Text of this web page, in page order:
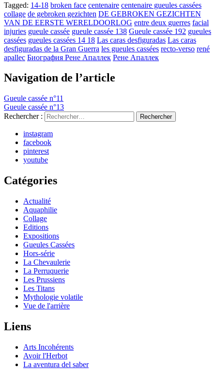
Tagged: 14-18 broken face centenaire centenaire gueules cassées
collage de gebroken gezichten DE GEBROKEN GEZICHTEN
VAN DE EERSTE WERELDOORLOG entre deux guerres facial
injuries gueule cassée gueule cassée 138 Gueule cassée 192 gueules
cassées gueules cassées 14 18 Las caras desfiguradas Las caras
desfiguradas de la Gran Guerra les gueules cassées recto-verso rené
apallec Биография Рене Апаллек Рене Апаллек
Navigation de l’article
Gueule cassée n°11
Gueule cassée n°13
Rechercher :
instagram
facebook
pinterest
youtube
Catégories
Actualité
Aquaphilie
Collage
Editions
Expositions
Gueules Cassées
Hors-série
La Chevaulerie
La Perruquerie
Les Prussiens
Les Titans
Mythologie volatile
Vue de l'arrière
Liens
Arts Incohérents
Avoir l'Herbot
La aventura del saber